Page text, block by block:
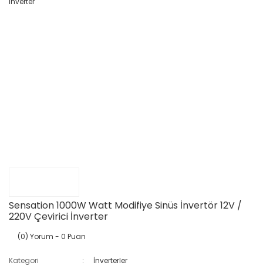
Sensation 1000W Watt Modifiye Sinüs İnvertör 12V /
220V Çevirici İnverter
(0) Yorum - 0 Puan
Kategori
İnverterler